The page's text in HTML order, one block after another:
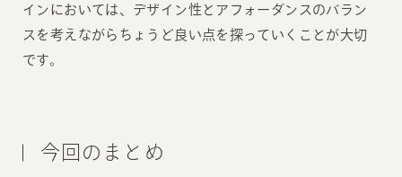
インにおいては、デザイン性とアフォーダンスのバラン
スを考えながらちょうど良い点を探っていくことが大切
です。
今回のまとめ